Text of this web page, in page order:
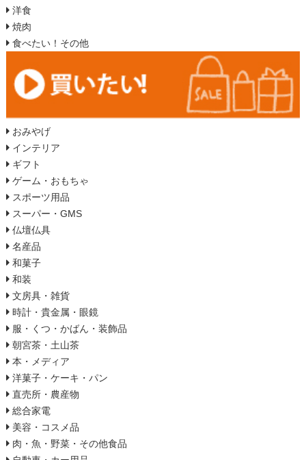
洋食
焼肉
食べたい！その他
おみやげ
インテリア
ギフト
ゲーム・おもちゃ
スポーツ用品
スーパー・GMS
仏壇仏具
名産品
和菓子
和装
文房具・雑貨
時計・貴金属・眼鏡
服・くつ・かばん・装飾品
朝宮茶・土山茶
本・メディア
洋菓子・ケーキ・パン
直売所・農産物
総合家電
美容・コスメ品
肉・魚・野菜・その他食品